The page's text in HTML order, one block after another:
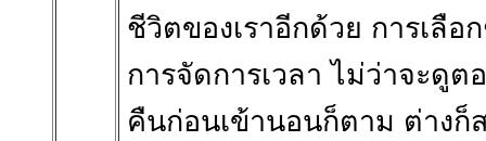
ชีวิตของเราอีกด้วย การเลื
การจัดการเวลา ไม่ว่าจะดู
คืนก่อนเข้านอนก็ตาม ต่างก็